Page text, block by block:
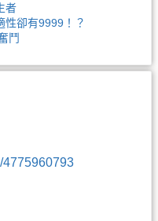
者
性卻有9999！？
鬥
4775960793